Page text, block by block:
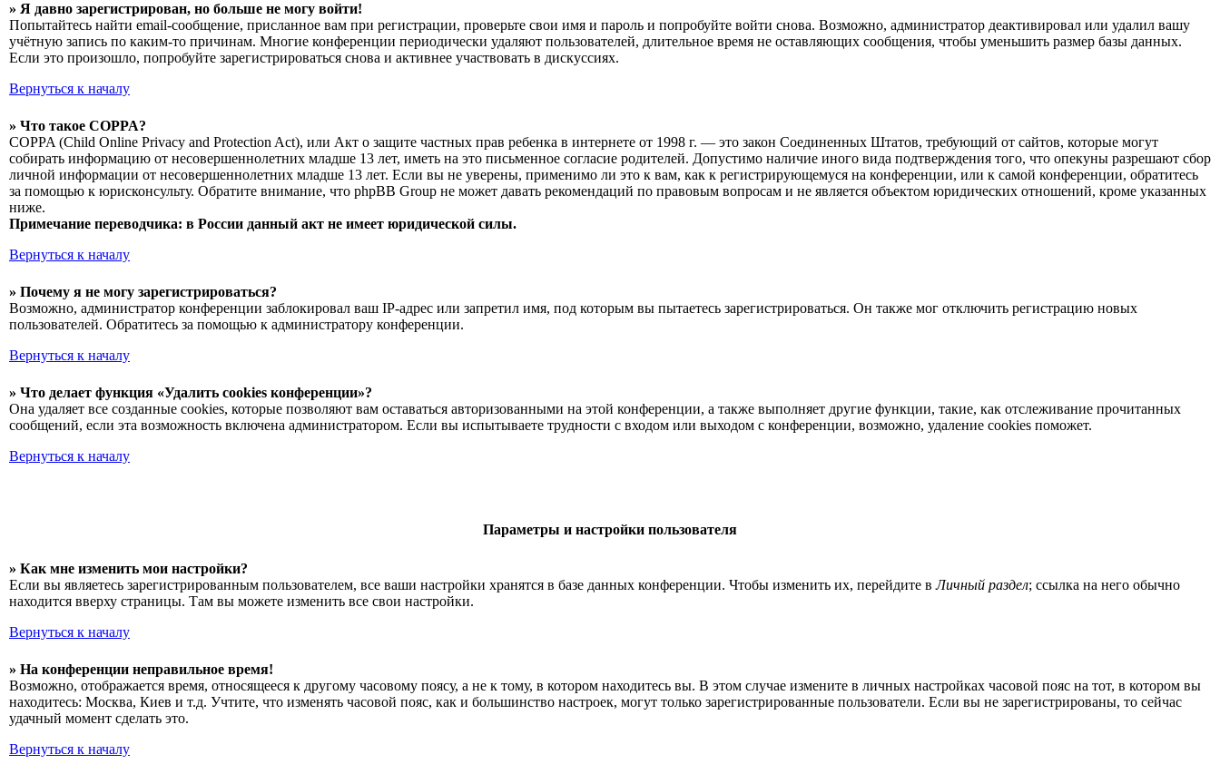
» Я давно зарегистрирован, но больше не могу войти!
Попытайтесь найти email-сообщение, присланное вам при регистрации, проверьте свои имя и пароль и попробуйте войти снова. Возможно, администратор деактивировал или удалил вашу
учётную запись по каким-то причинам. Многие конференции периодически удаляют пользователей, длительное время не оставляющих сообщения, чтобы уменьшить размер базы данных.
Если это произошло, попробуйте зарегистрироваться снова и активнее участвовать в дискуссиях.
Вернуться к началу
» Что такое COPPA?
COPPA (Child Online Privacy and Protection Act), или Акт о защите частных прав ребенка в интернете от 1998 г. — это закон Соединенных Штатов, требующий от сайтов, которые могут
собирать информацию от несовершеннолетних младше 13 лет, иметь на это письменное согласие родителей. Допустимо наличие иного вида подтверждения того, что опекуны разрешают сбор
личной информации от несовершеннолетних младше 13 лет. Если вы не уверены, применимо ли это к вам, как к регистрирующемуся на конференции, или к самой конференции, обратитесь
за помощью к юрисконсульту. Обратите внимание, что phpBB Group не может давать рекомендаций по правовым вопросам и не является объектом юридических отношений, кроме указанных
ниже.
Примечание переводчика: в России данный акт не имеет юридической силы.
Вернуться к началу
» Почему я не могу зарегистрироваться?
Возможно, администратор конференции заблокировал ваш IP-адрес или запретил имя, под которым вы пытаетесь зарегистрироваться. Он также мог отключить регистрацию новых
пользователей. Обратитесь за помощью к администратору конференции.
Вернуться к началу
» Что делает функция «Удалить cookies конференции»?
Она удаляет все созданные cookies, которые позволяют вам оставаться авторизованными на этой конференции, а также выполняет другие функции, такие, как отслеживание прочитанных
сообщений, если эта возможность включена администратором. Если вы испытываете трудности с входом или выходом с конференции, возможно, удаление cookies поможет.
Вернуться к началу
Параметры и настройки пользователя
» Как мне изменить мои настройки?
Если вы являетесь зарегистрированным пользователем, все ваши настройки хранятся в базе данных конференции. Чтобы изменить их, перейдите вЛичный раздел; ссылка на него обычно
находится вверху страницы. Там вы можете изменить все свои настройки.
Вернуться к началу
» На конференции неправильное время!
Возможно, отображается время, относящееся к другому часовому поясу, а не к тому, в котором находитесь вы. В этом случае измените в личных настройках часовой пояс на тот, в котором вы
находитесь: Москва, Киев и т.д. Учтите, что изменять часовой пояс, как и большинство настроек, могут только зарегистрированные пользователи. Если вы не зарегистрированы, то сейчас
удачный момент сделать это.
Вернуться к началу